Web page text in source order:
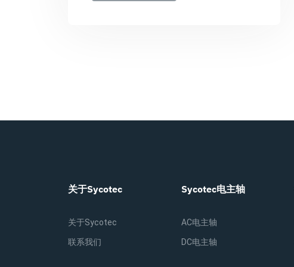
关于Sycotec
关于Sycotec
联系我们
Sycotec电主轴
AC电主轴
DC电主轴